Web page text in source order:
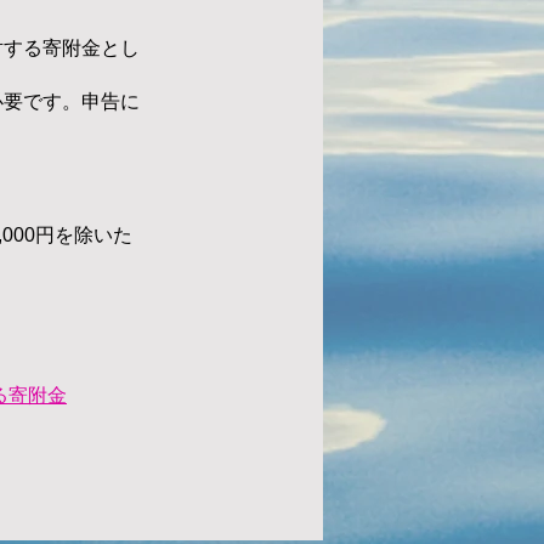
る寄附金とし
です。申告に
円を除いた
寄附金